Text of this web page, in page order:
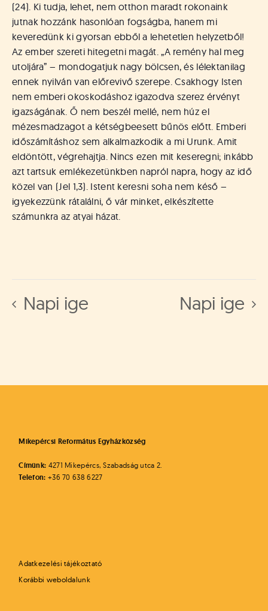
(24). Ki tudja, lehet, nem otthon maradt rokonaink
jutnak hozzánk hasonlóan fogságba, hanem mi
keveredünk ki gyorsan ebből a lehetetlen helyzetből!
Az ember szereti hitegetni magát. „A remény hal meg
utoljára” – mondogatjuk nagy bölcsen, és lélektanilag
ennek nyilván van előrevivő szerepe. Csakhogy Isten
nem emberi okoskodáshoz igazodva szerez érvényt
igazságának. Ő nem beszél mellé, nem húz el
mézesmadzagot a kétségbeesett bűnös előtt. Emberi
időszámításhoz sem alkalmazkodik a mi Urunk. Amit
eldöntött, végrehajtja. Nincs ezen mit keseregni; inkább
azt tartsuk emlékezetünkben napról napra, hogy az idő
közel van (Jel 1,3). Istent keresni soha nem késő –
igyekezzünk rátalálni, ő vár minket, elkészítette
számunkra az atyai házat.
Napi ige Napi ige
Mikepércsi Református Egyházközség
Címünk: 4271 Mikepércs, Szabadság utca 2.
Telefon: +36 70 638 6227
Adatkezelési tájékoztató
Korábbi weboldalunk